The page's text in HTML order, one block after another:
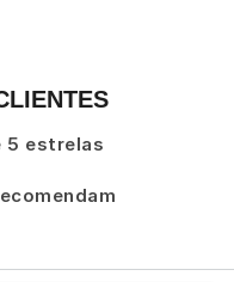
5 estrelas